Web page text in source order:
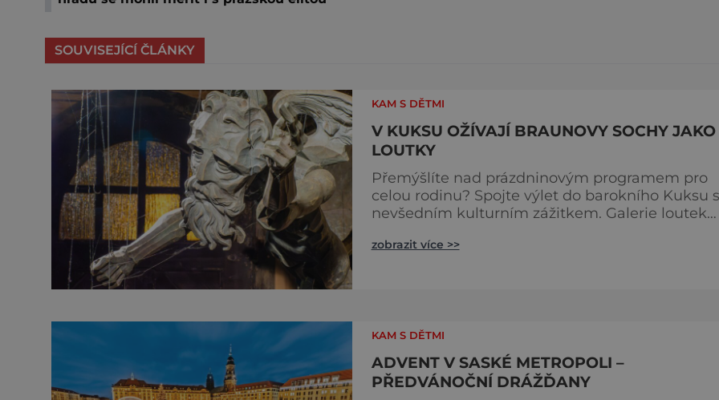
SOUVISEJÍCÍ ČLÁNKY
KAM S DĚTMI
V KUKSU OŽÍVAJÍ BRAUNOVY SOCHY JAKO
LOUTKY
Přemýšlíte nad prázdninovým programem pro
celou rodinu? Spojte výlet do barokního Kuksu s
nevšedním kulturním zážitkem. Galerie loutek
stálou expozici Braunova socha loutkou. Jde o
zobrazit více >>
KAM S DĚTMI
ADVENT V SASKÉ METROPOLI –
PŘEDVÁNOČNÍ DRÁŽĎANY